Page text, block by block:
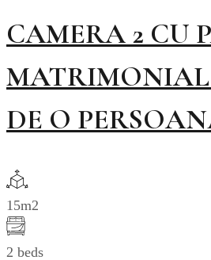
CAMERA 2 CU
MATRIMONIAL
DE O
15m2
2 beds